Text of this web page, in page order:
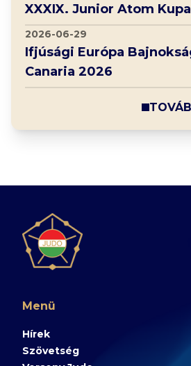
XXXIX. Junior Atom
2026-06-29
Ifjúsági Európa
Canaria 2026
Menü
Hírek
Szövetség